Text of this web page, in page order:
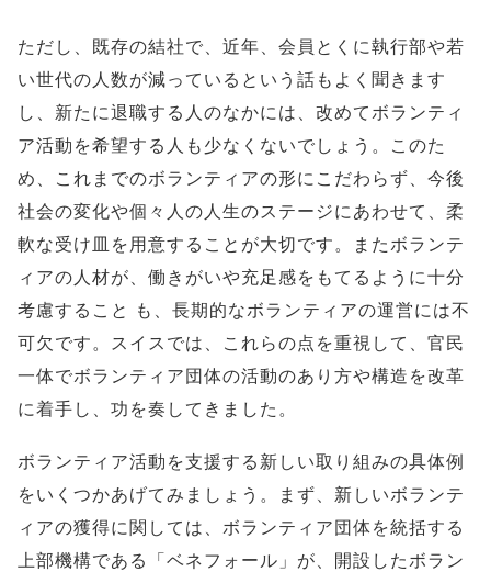
ただし、既存の結社で、近年、会員とくに執行部や若
い世代の人数が減っているという話もよく聞きます
し、新たに退職する人のなかには、改めてボランティ
ア活動を希望する人も少なくないでしょう。このた
め、これまでのボランティアの形にこだわらず、今後
社会の変化や個々人の人生のステージにあわせて、柔
軟な受け皿を用意することが大切です。またボランテ
ィアの人材が、働きがいや充足感をもてるように十分
考慮すること も、長期的なボランティアの運営には不
可欠です。スイスでは、これらの点を重視して、官民
一体でボランティア団体の活動のあり方や構造を改革
に着手し、功を奏してきました。
ボランティア活動を支援する新しい取り組みの具体例
をいくつかあげてみましょう。まず、新しいボランテ
ィアの獲得に関しては、ボランティア団体を統括する
上部機構である「ベネフォール」が、開設したボラン